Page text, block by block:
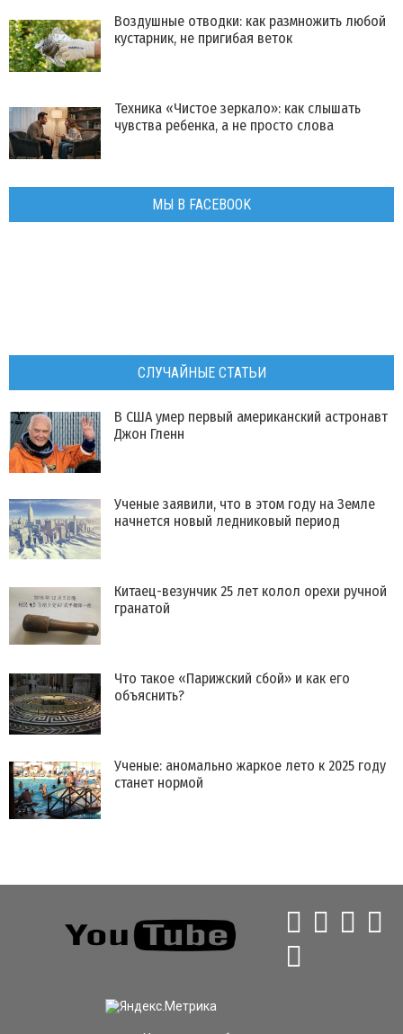
Воздушные отводки: как размножить любой
кустарник, не пригибая веток
Техника «Чистое зеркало»: как слышать
чувства ребенка, а не просто слова
МЫ В FACEBOOK
СЛУЧАЙНЫЕ СТАТЬИ
В США умер первый американский астронавт
Джон Гленн
Ученые заявили, что в этом году на Земле
начнется новый ледниковый период
Китаец-везунчик 25 лет колол орехи ручной
гранатой
Что такое «Парижский сбой» и как его
объяснить?
Ученые: аномально жаркое лето к 2025 году
станет нормой